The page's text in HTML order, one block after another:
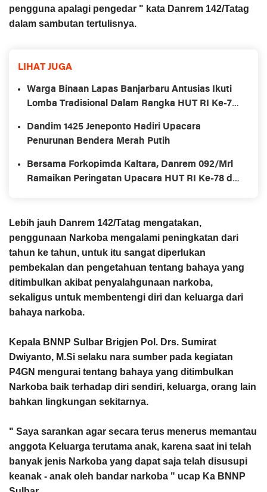
pengguna apalagi pengedar " kata Danrem 142/Tatag
dalam sambutan tertulisnya.
LIHAT JUGA
Warga Binaan Lapas Banjarbaru Antusias Ikuti
Lomba Tradisional Dalam Rangka HUT RI Ke-78
Dandim 1425 Jeneponto Hadiri Upacara
Penurunan Bendera Merah Putih
Bersama Forkopimda Kaltara, Danrem 092/Mrl
Ramaikan Peringatan Upacara HUT RI Ke-78 di
Lebih jauh Danrem 142/Tatag mengatakan,
penggunaan Narkoba mengalami peningkatan dari
tahun ke tahun, untuk itu sangat diperlukan
pembekalan dan pengetahuan tentang bahaya yang
ditimbulkan akibat penyalahgunaan narkoba,
sekaligus untuk membentengi diri dan keluarga dari
bahaya narkoba.
Kepala BNNP Sulbar Brigjen Pol. Drs. Sumirat
Dwiyanto, M.Si selaku nara sumber pada kegiatan
P4GN mengurai tentang bahaya yang ditimbulkan
Narkoba baik terhadap diri sendiri, keluarga, orang lain
bahkan lingkungan sekitarnya.
" Saya sarankan agar secara terus menerus memantau
anggota Keluarga terutama anak, karena saat ini telah
banyak jenis Narkoba yang dapat saja telah disusupi
keanak - anak oleh bandar narkoba " ucap Ka BNNP